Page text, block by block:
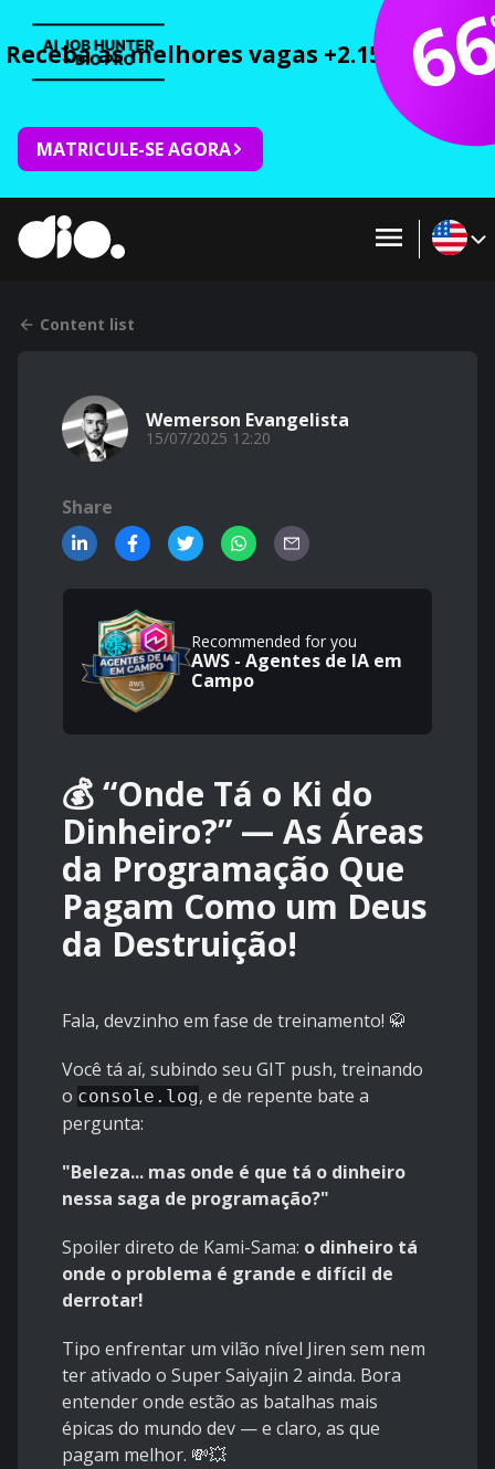
Receba as melhores vagas +2.150 cursos
MATRICULE-SE AGORA
Content list
Wemerson Evangelista
15/07/2025 12:20
Share
Recommended for you
AWS - Agentes de IA em
Campo
💰 “Onde Tá o Ki do
Dinheiro?” — As Áreas
da Programação Que
Pagam Como um Deus
da Destruição!
Fala, devzinho em fase de treinamento! 🥋
Você tá aí, subindo seu GIT push, treinando
o console.log, e de repente bate a
pergunta:
"Beleza... mas onde é que tá o dinheiro
nessa saga de programação?"
Spoiler direto de Kami-Sama: o dinheiro tá
onde o problema é grande e difícil de
derrotar!
Tipo enfrentar um vilão nível Jiren sem nem
ter ativado o Super Saiyajin 2 ainda. Bora
entender onde estão as batalhas mais
épicas do mundo dev — e claro, as que
pagam melhor. 💸💥